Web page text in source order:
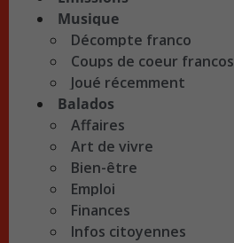
Musique
Décompte franco
Coups de coeur francos
Joué récemment
Balados
Affaires
Art de vivre
Bien-être
Emploi
Finances
Infos citoyennes